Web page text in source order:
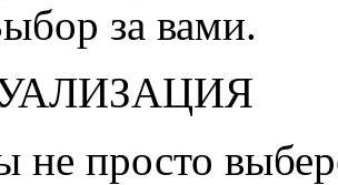
за вами.
не просто